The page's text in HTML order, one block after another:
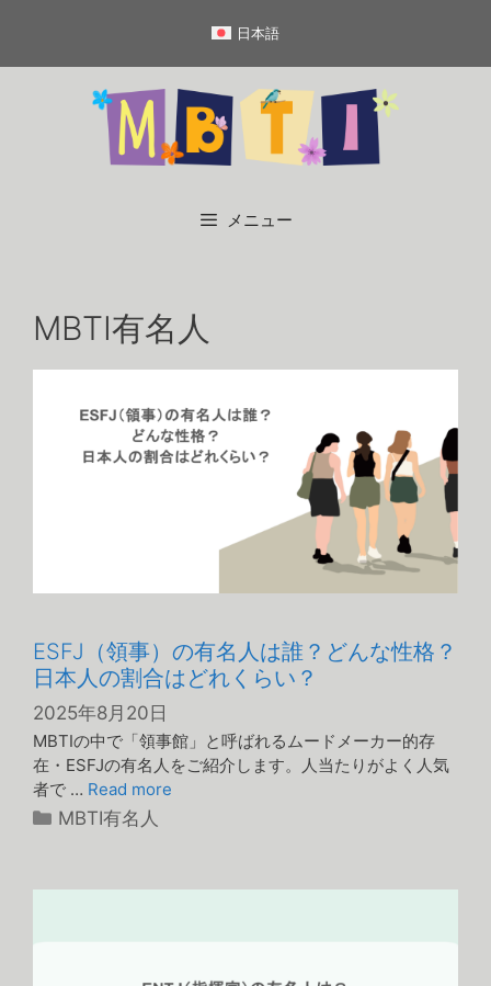
テ
日本語
メニュー
MBTI有名人
ESFJ（領事）の有名人は誰？どんな性格？
日本人の割合はどれくらい？
2025年8月20日
MBTIの中で「領事館」と呼ばれるムードメーカー的存
在・ESFJの有名人をご紹介します。人当たりがよく人気
者で … Read more
カ
リ
MBTI有名人